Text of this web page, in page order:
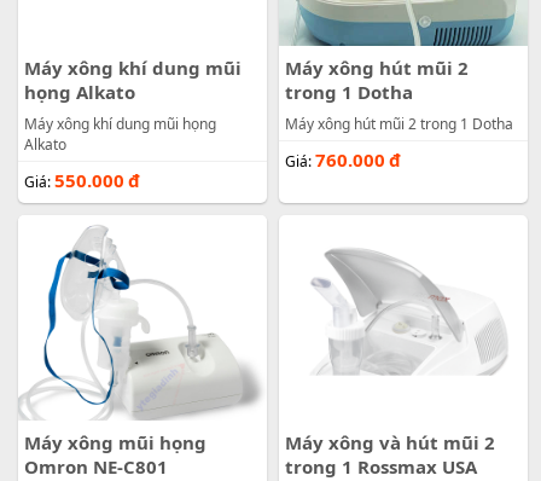
Máy xông khí dung mũi
họng Alkato
Máy xông khí dung mũi họng
Alkato
Giá:550.000 đ
Máy xông hút mũi 2
trong 1 Dotha
Máy xông hút mũi 2 trong 1 Dotha
Giá:760.000 đ
Máy xông mũi họng
Omron NE-C801
Máy xông và hút mũi 2
trong 1 Rossmax USA